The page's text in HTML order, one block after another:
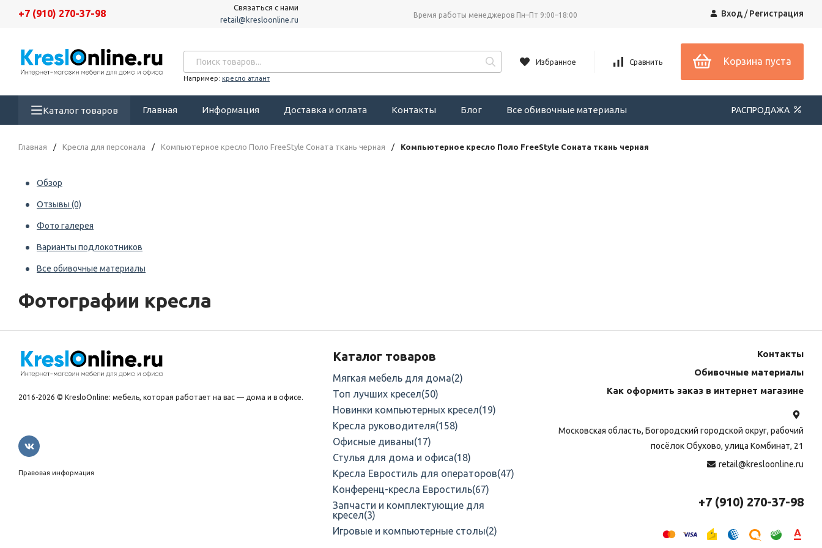
+7 (910) 270-37-98
Связаться с нами
retail@kresloonline.ru
Время работы менеджеров Пн–Пт 9:00–18:00 Вход/Регистрация
Например: кресло атлант
Избранное Сравнить Корзина пуста
Каталог товаров Главная Информация Доставка и оплата Контакты Блог Все обивочные материалы РАСПРОДАЖА
Главная / Кресла для персонала / Компьютерное кресло Поло FreeStyle Соната ткань черная / Компьютерное кресло Поло FreeStyle Соната ткань черная
Обзор
Отзывы (0)
Фото галерея
Варианты подлокотников
Все обивочные материалы
Фотографии кресла
2016-2026 © KresloOnline: мебель, которая работает на вас — дома и в офисе.
Правовая информация
Каталог товаров
Мягкая мебель для дома(2)
Топ лучших кресел(50)
Новинки компьютерных кресел(19)
Кресла руководителя(158)
Офисные диваны(17)
Стулья для дома и офиса(18)
Кресла Евростиль для операторов(47)
Конференц-кресла Евростиль(67)
Запчасти и комплектующие для
кресел(3)
Игровые и компьютерные столы(2)
Контакты
Обивочные материалы
Как оформить заказ в интернет магазине
Московская область, Богородский городской округ, рабочий
посёлок Обухово, улица Комбинат, 21
retail@kresloonline.ru
+7 (910) 270-37-98